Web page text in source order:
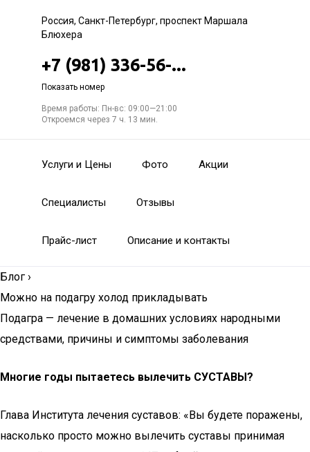
Россия, Санкт-Петербург, проспект Маршала
Блюхера
+7 (981) 336-56-...
Показать номер
Время работы: Пн-вс: 09:00—21:00
Откроемся через 7 ч. 13 мин.
Услуги и Цены Фото Акции
Специалисты Отзывы
Прайс-лист Описание и контакты
Блог ›
Можно на подагру холод прикладывать
Подагра — лечение в домашних условиях народными
средствами, причины и симптомы заболевания
Многие годы пытаетесь вылечить СУСТАВЫ?
Глава Института лечения суставов: «Вы будете поражены,
насколько просто можно вылечить суставы принимая